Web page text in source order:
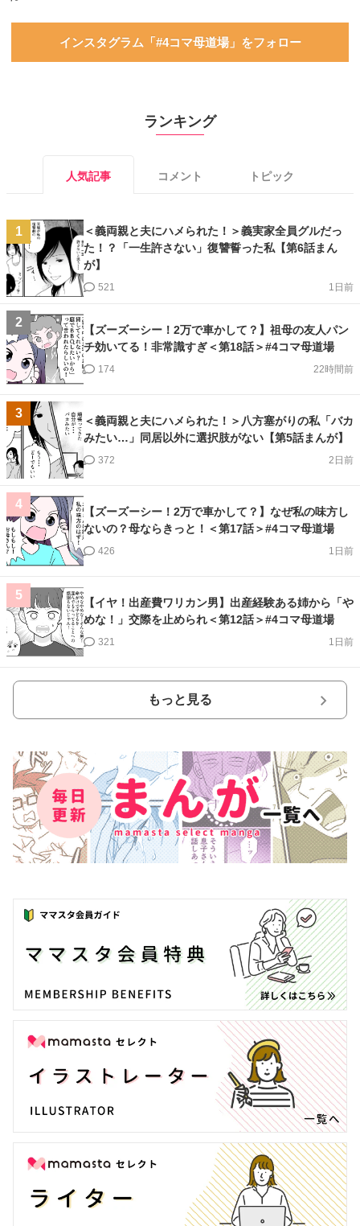
インスタグラム「#4コマ母道場」をフォロー
ランキング
人気記事 コメント トピック
1
＜義両親と夫にハメられた！＞義実家全員グルだっ
た！？「一生許さない」復讐誓った私【第6話まん
が】
1日前
521
2
【ズーズーシー！2万で車かして？】祖母の友人パン
チ効いてる！非常識すぎ＜第18話＞#4コマ母道場
22時間前
174
3
＜義両親と夫にハメられた！＞八方塞がりの私「バカ
みたい…」同居以外に選択肢がない【第5話まんが】
2日前
372
4
【ズーズーシー！2万で車かして？】なぜ私の味方し
ないの？母ならきっと！＜第17話＞#4コマ母道場
1日前
426
5
【イヤ！出産費ワリカン男】出産経験ある姉から「や
めな！」交際を止められ＜第12話＞#4コマ母道場
1日前
321
もっと見る